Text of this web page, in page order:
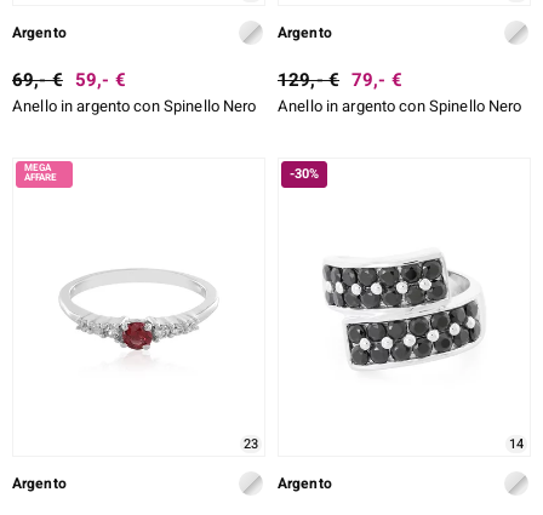
Argento
69,- € 59,- €
Anello in argento con Spinello Nero
Argento
129,- € 79,- €
Anello in argento con Spinello Nero
23
Argento
-30%
14
Argento